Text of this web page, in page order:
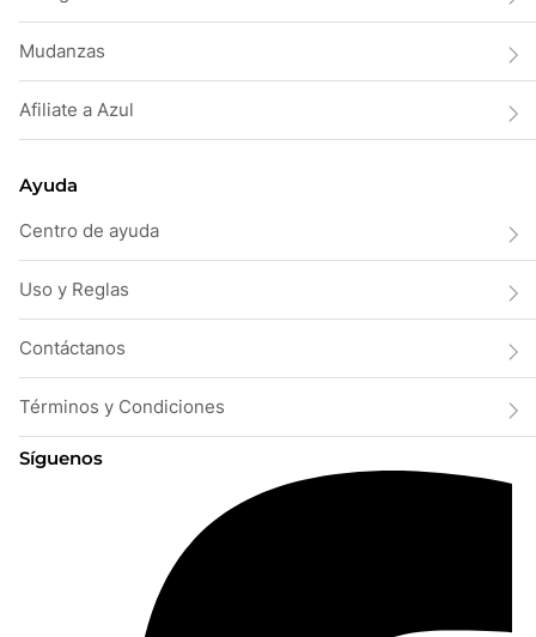
Mudanzas
Afiliate a Azul
Ayuda
Centro de ayuda
Uso y Reglas
Contáctanos
Términos y Condiciones
Síguenos